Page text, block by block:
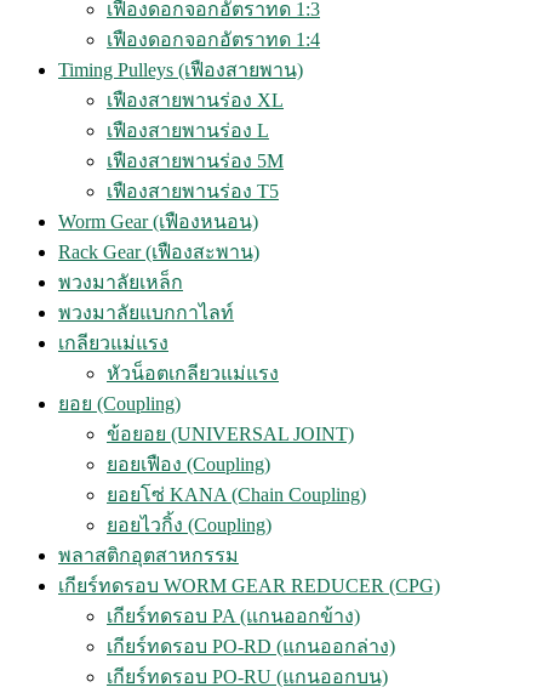
เฟืองดอกจอกอัตราทด 1:3
เฟืองดอกจอกอัตราทด 1:4
Timing Pulleys (เฟืองสายพาน)
เฟืองสายพานร่อง XL
เฟืองสายพานร่อง L
เฟืองสายพานร่อง 5M
เฟืองสายพานร่อง T5
Worm Gear (เฟืองหนอน)
Rack Gear (เฟืองสะพาน)
พวงมาลัยเหล็ก
พวงมาลัยแบกกาไลท์
เกลียวแม่แรง
หัวน็อตเกลียวแม่แรง
ยอย (Coupling)
ข้อยอย (UNIVERSAL JOINT)
ยอยเฟือง (Coupling)
ยอยโซ่ KANA (Chain Coupling)
ยอยไวกิ้ง (Coupling)
พลาสติกอุตสาหกรรม
เกียร์ทดรอบ WORM GEAR REDUCER (CPG)
เกียร์ทดรอบ PA (แกนออกข้าง)
เกียร์ทดรอบ PO-RD (แกนออกล่าง)
เกียร์ทดรอบ PO-RU (แกนออกบน)